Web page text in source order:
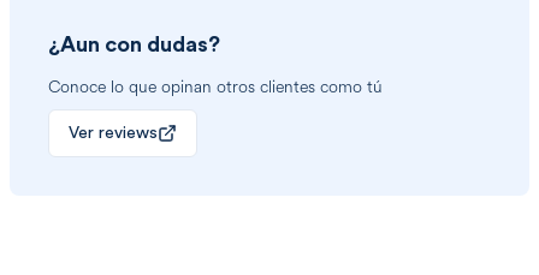
¿Aun con dudas?
Conoce lo que opinan otros clientes como tú
Ver reviews